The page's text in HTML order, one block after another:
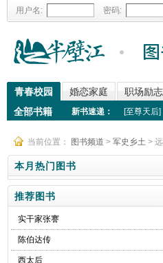
用户名: 密码:
青春校园 婚恋家庭 职场励志
全部书籍
新书速递： [至尊天后]
当前位置： 图书频道 > 军史乡土 >
本月热门图书
推荐图书
实干家张謇
陈伯达传
西太后